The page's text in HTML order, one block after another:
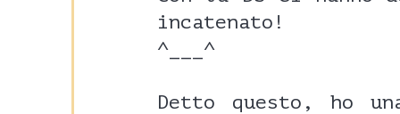
incatenato!
^___^
Detto questo, ho